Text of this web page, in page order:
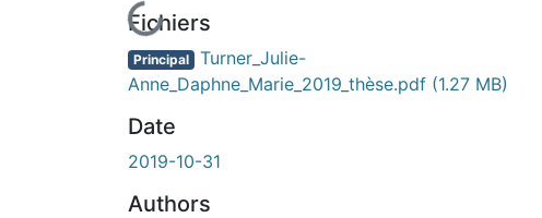
En cours de chargement...
Fichiers
Principal Turner_Julie-
Anne_Daphne_Marie_2019_thèse.pdf (1.27 MB)
Date
2019-10-31
Authors